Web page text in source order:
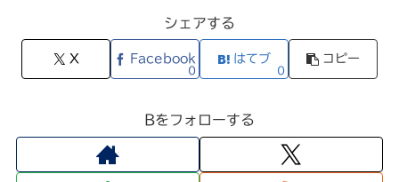
シェアする
X Facebook
0
はてブ
0
コピー
Bをフォローする